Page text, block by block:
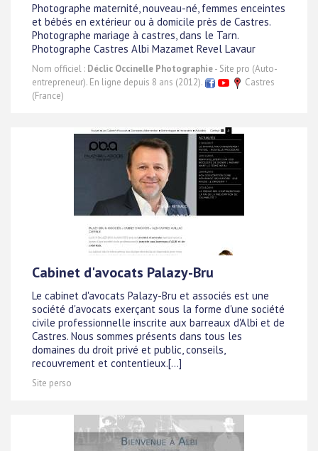
Photographe maternité, nouveau-né, femmes enceintes
et bébés en extérieur ou à domicile près de Castres.
Photographe mariage à castres, dans le Tarn.
Photographe Castres Albi Mazamet Revel Lavaur
Nom officiel : Déclic Occinelle Photographie- Site pro (Auto-
entrepreneur). En ligne depuis 8 ans (2012).
Castres
(France)
Cabinet d'avocats Palazy-Bru
Le cabinet d'avocats Palazy-Bru et associés est une
société d'avocats exerçant sous la forme d'une société
civile professionnelle inscrite aux barreaux d'Albi et de
Castres. Nous sommes présents dans tous les
domaines du droit privé et public, conseils,
recouvrement et contentieux.[...]
Site perso